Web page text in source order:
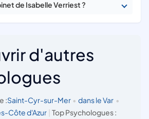
de Isabelle Verriest ?
d'autres
:Saint-Cyr-sur-Mer • dans le Var •
Côte d'Azur
Top Psychologues :